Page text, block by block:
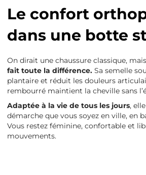
Le confort
dans une botte
On dirait une chaussure classique, mais
fait toute la différence. Sa semelle
plantaire et réduit les douleurs
rembourré maintient la cheville sans
Adaptée à la vie de tous les jours,
démarche que vous soyez en ville, en
Vous restez féminine, confortable et
mouvements.